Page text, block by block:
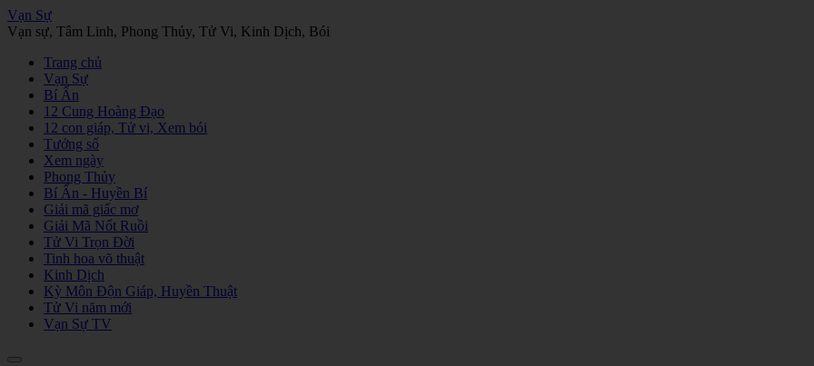
Vạn Sự
Vạn sự, Tâm Linh, Phong Thủy, Tử Vi, Kinh Dịch, Bói
Trang chủ
Vạn Sự
Bí Ẩn
12 Cung Hoàng Đạo
12 con giáp, Tử vi, Xem bói
Tướng số
Xem ngày
Phong Thủy
Bí Ẩn - Huyền Bí
Giải mã giấc mơ
Giải Mã Nốt Ruồi
Tử Vi Trọn Đời
Tinh hoa võ thuật
Kinh Dịch
Kỳ Môn Độn Giáp, Huyền Thuật
Tử Vi năm mới
Vạn Sự TV